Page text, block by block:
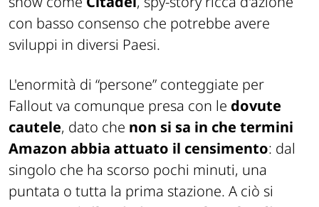
con basso consenso che potrebbe avere
sviluppi in diversi Paesi.
L'enormità di “persone” conteggiate per
Falloutva comunque presa con le dovute
cautele, dato che non si sa in che termini
Amazon abbia attuato il censimento: dal
singolo che ha scorso pochi minuti, una
puntata o tutta la prima stazione. A ciò si